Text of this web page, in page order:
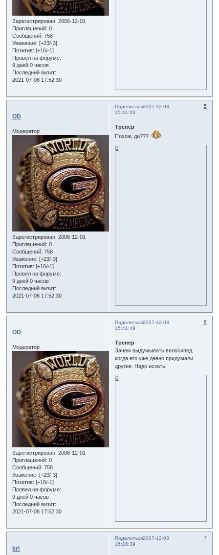
Зарегистрирован: 2006-12-01
Приглашений: 0
Сообщений: 758
Уважение: [+23/-3]
Позитив: [+16/-1]
Провел на форуме:
9 дней 0 часов
Последний визит:
2021-07-08 17:52:30
Поделиться 5
2007-12-03
15:41:03
OD
Модератор
Зарегистрирован: 2006-12-01
Приглашений: 0
Сообщений: 758
Уважение: [+23/-3]
Позитив: [+16/-1]
Провел на форуме:
9 дней 0 часов
Последний визит:
2021-07-08 17:52:30
Тренер
Похож, да???
0
Поделиться 6
2007-12-03
15:41:49
OD
Модератор
Зарегистрирован: 2006-12-01
Приглашений: 0
Сообщений: 758
Уважение: [+23/-3]
Позитив: [+16/-1]
Провел на форуме:
9 дней 0 часов
Последний визит:
2021-07-08 17:52:30
Тренер
Зачем выдумывать велосипед,
когда его уже давно придумали
другие. Надо искать!
0
Поделиться 7
2007-12-03
16:16:39
krl